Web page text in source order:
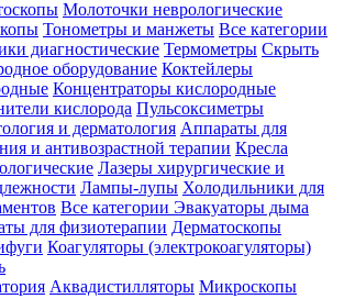
Молоточки неврологические
Тонометры и манжеты Все категории
диагностические Термометры Скрыть
оборудование Коктейлеры
Концентраторы кислородные
кислорода Пульсоксиметры
и дерматология Аппараты для
и антивозрастной терапии Кресла
Лазеры хирургические и
Лампы-лупы Холодильники для
Все категории Эвакуаторы дыма
для физиотерапии Дерматоскопы
Коагуляторы (электрокоагуляторы)
Аквадистилляторы Микроскопы